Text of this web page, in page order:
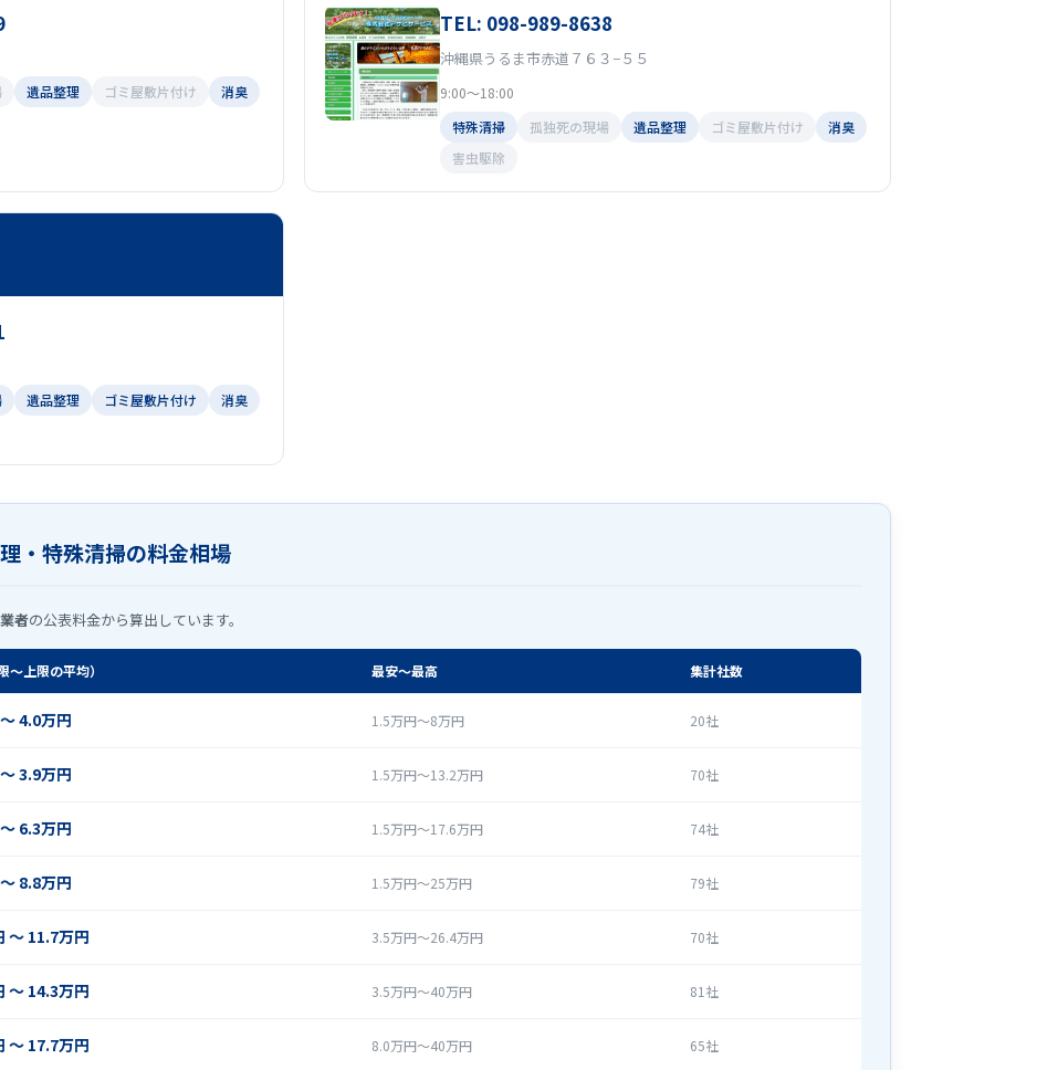
遺品整理 ゴミ屋敷片付け
消臭
TEL: 098-989-8638
沖縄県うるま市赤道７６３−５５
9:00～18:00
特殊清掃
孤独死の現場 遺品整理 ゴミ屋敷片付け
消臭
害虫駆除
遺品整理 ゴミ屋敷片付け
消臭
・特殊清掃の料金相場
者の公表料金から算出しています。
〜上限の平均） 最安〜最高 集計社数
4.0万円 1.5万円〜8万円 20社
3.9万円 1.5万円〜13.2万円 70社
6.3万円 1.5万円〜17.6万円 74社
8.8万円 1.5万円〜25万円 79社
〜 11.7万円 3.5万円〜26.4万円 70社
〜 14.3万円 3.5万円〜40万円 81社
〜 17.7万円 8.0万円〜40万円 65社